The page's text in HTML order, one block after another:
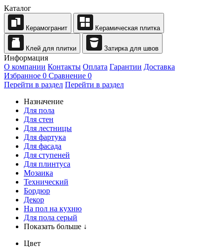
Каталог
Керамогранит Керамическая плитка
Клей для плитки Затирка для швов
Информация
О компании Контакты Оплата Гарантии Доставка
Избранное 0 Сравнение 0
Перейти в раздел Перейти в раздел
Назначение
Для пола
Для стен
Для лестницы
Для фартука
Для фасада
Для ступеней
Для плинтуса
Мозаика
Технический
Бордюр
Декор
На пол на кухню
Для пола серый
Показать больше ↓
Цвет